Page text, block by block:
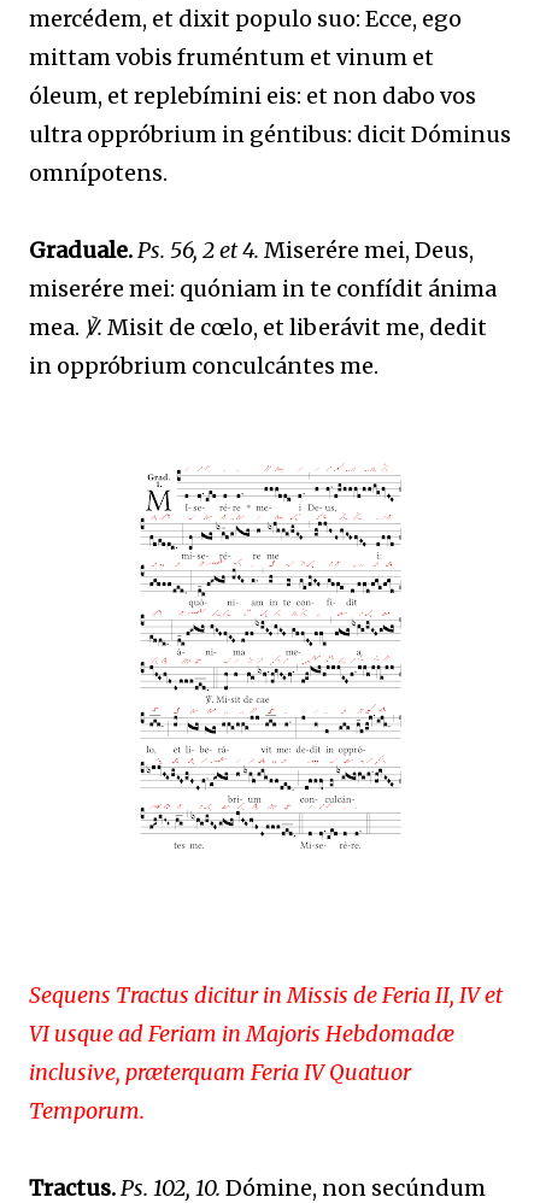
mercédem, et dixit populo suo: Ecce, ego
mittam vobis fruméntum et vinum et
óleum, et replebímini eis: et non dabo vos
ultra oppróbrium in géntibus: dicit Dóminus
omnípotens.
Graduale.Ps. 56, 2 et 4. Miserére mei, Deus,
miserére mei: quóniam in te confídit ánima
mea. ℣. Misit de cœlo, et liberávit me, dedit
in oppróbrium conculcántes me.
Sequens Tractus dicitur in Missis de Feria II, IV et
VI usque ad Feriam in Majoris Hebdomadæ
inclusive, præterquam Feria IV Quatuor
Temporum.
Tractus.Ps. 102, 10. Dómine, non secúndum